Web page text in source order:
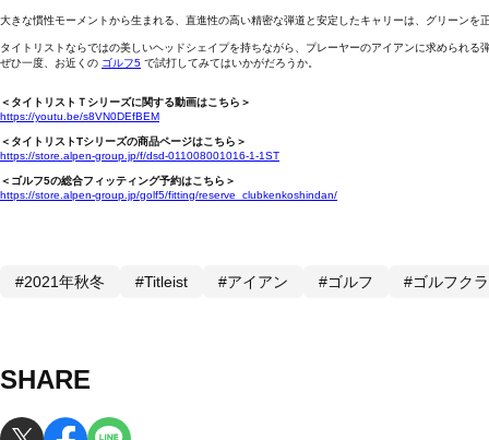
大きな慣性モーメントから生まれる、直進性の高い精密な弾道と安定したキャリーは、グリーン
タイトリストならではの美しいヘッドシェイプを持ちながら、プレーヤーのアイアンに求められ
ぜひ一度、お近くの ゴルフ5 で試打してみてはいかがだろうか。
＜タイトリストＴシリーズに関する動画はこちら＞
https://youtu.be/s8VN0DEfBEM
＜タイトリストTシリーズの商品ページはこちら＞
https://store.alpen-group.jp/f/dsd-011008001016-1-1ST
＜ゴルフ5の総合フィッティング予約はこちら＞
https://store.alpen-group.jp/golf5/fitting/reserve_clubkenkoshindan/
#2021年秋冬 #Titleist #アイアン #ゴルフ #ゴルフク
SHARE